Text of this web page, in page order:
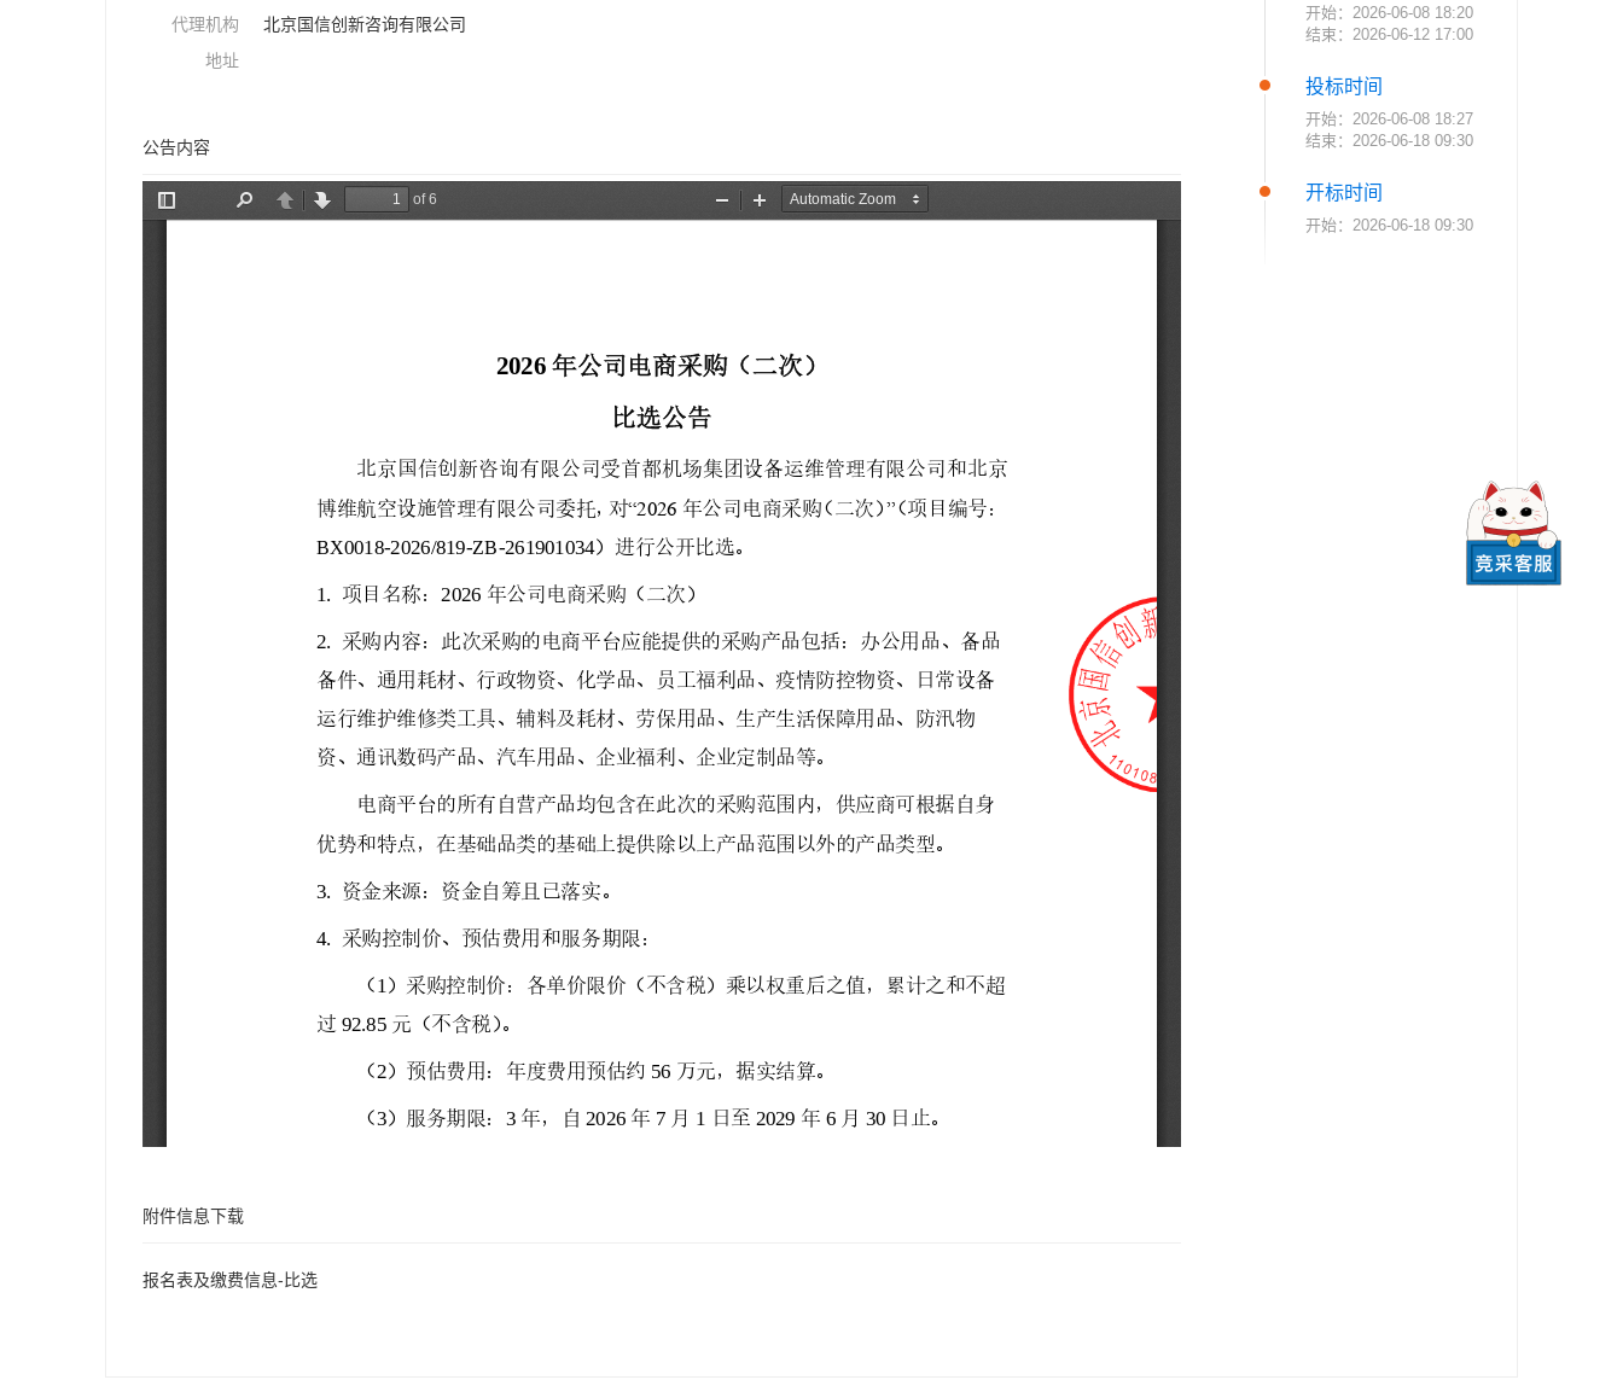
代理机构
北京国信创新咨询有限公司
地址
公告内容
附件信息下载
报名表及缴费信息-比选
开始：2026-06-08 18:20
结束：2026-06-12 17:00
投标时间
开始：2026-06-08 18:27
结束：2026-06-18 09:30
开标时间
开始：2026-06-18 09:30